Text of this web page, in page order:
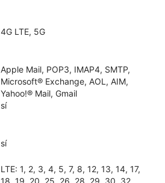
4G LTE, 5G
Apple Mail, POP3, IMAP4, SMTP,
Microsoft® Exchange, AOL, AIM,
Yahoo!® Mail, Gmail
sí
sí
LTE: 1, 2, 3, 4, 5, 7, 8, 12, 13, 14, 17,